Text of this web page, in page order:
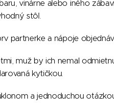
vinárne alebo iného
stôl.
partnerke a nápoje
muž by ich nemal
kytičkou.
a jednoduchou